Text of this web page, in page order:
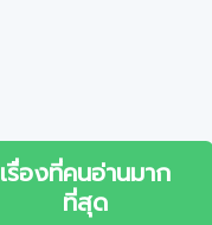
เรื่องที่คนอ่านมาก
ที่สุด